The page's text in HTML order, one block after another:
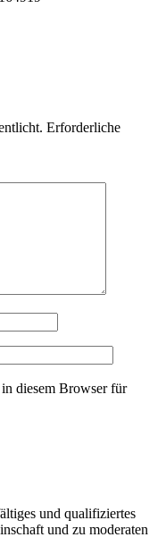
Erforderliche
diesem Browser für
und qualifiziertes
und zu moderaten